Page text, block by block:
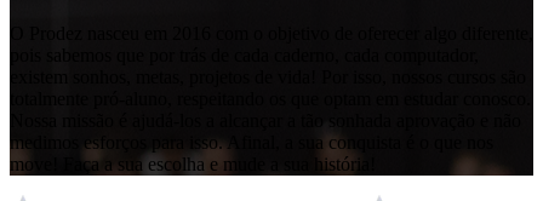
medimos esforços para isso. Afinal, a sua conquista é o que nos
move! Faça a sua escolha e mude a sua história!